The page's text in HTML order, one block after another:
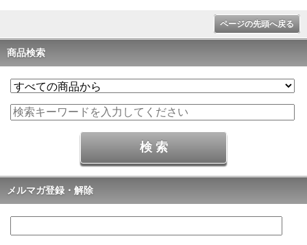
ページの先頭へ戻る
商品検索
メルマガ登録・解除